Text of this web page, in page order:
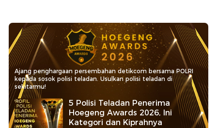
Ajang penghargaan persembahan detikcom bersama POLRI
kepada sosok polisi teladan. Usulkan polisi teladan di
sekitarmu!
5 Polisi Teladan Penerima
Hoegeng Awards 2026, Ini
Kategori dan Kiprahnya